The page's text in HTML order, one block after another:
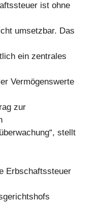
ist ohne
umsetzbar. Das
ein zentrales
Vermögenswerte
zur
stellt
Erbschaftssteuer